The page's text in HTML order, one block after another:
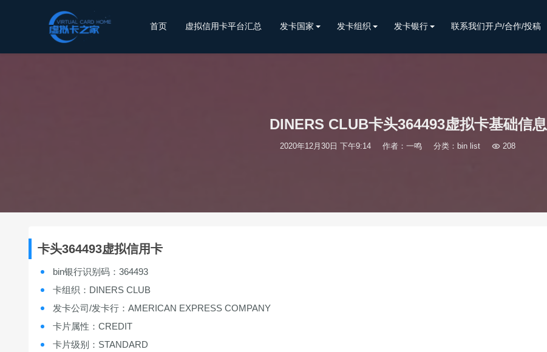
首页 虚拟信用卡平台汇总 发卡国家 发卡组织 发卡银行 联系我们开户/合作/投稿
DINERS CLUB卡头364493虚拟卡基础信息
2020年12月30日 下午9:14 作者：一鸣 分类： bin list  208
卡头364493虚拟信用卡
bin银行识别码：364493
卡组织：DINERS CLUB
发卡公司/发卡行：AMERICAN EXPRESS COMPANY
卡片属性：CREDIT
卡片级别：STANDARD